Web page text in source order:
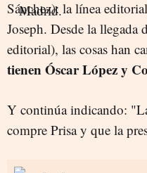
Sánchez): la línea
Joseph. Desde la llegada
editorial), las cosas han
tienen Óscar López y
Y continúa indicando:
compre Prisa y que la